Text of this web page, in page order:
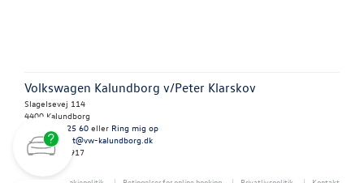
Volkswagen Kalundborg v/Peter Klarskov
Slagelsevej 114
4400 Kalundborg
59 51 25 60 eller Ring mig op
E-mail: brpet@vw-kalundborg.dk
CVR: 42025917